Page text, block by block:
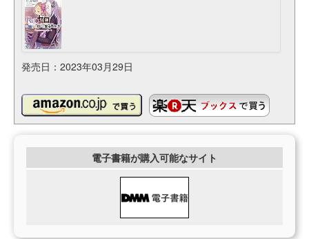
発売日：2023年03月29日
電子書籍が購入可能なサイト